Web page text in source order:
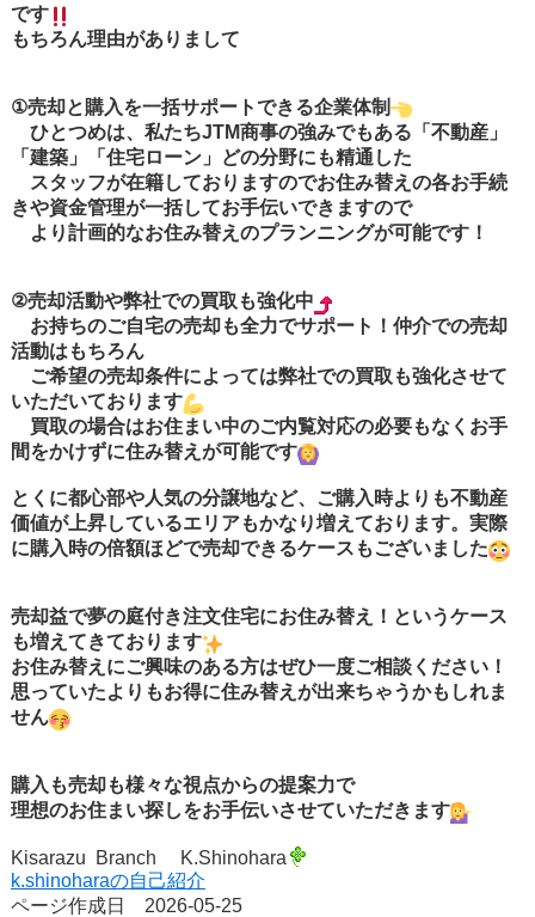
です
もちろん理由がありまして
①売却と購入を一括サポートできる企業体制
ひとつめは、私たちJTM商事の強みでもある「不動産」
「建築」「住宅ローン」どの分野にも精通した
スタッフが在籍しておりますのでお住み替えの各お手続
きや資金管理が一括してお手伝いできますので
より計画的なお住み替えのプランニングが可能です！
②売却活動や弊社での買取も強化中
お持ちのご自宅の売却も全力でサポート！仲介での売却
活動はもちろん
ご希望の売却条件によっては弊社での買取も強化させて
いただいております
買取の場合はお住まい中のご内覧対応の必要もなくお手
間をかけずに住み替えが可能です
とくに都心部や人気の分譲地など、ご購入時よりも不動産
価値が上昇しているエリアもかなり増えております。実際
に購入時の倍額ほどで売却できるケースもございました
売却益で夢の庭付き注文住宅にお住み替え！というケース
も増えてきております
お住み替えにご興味のある方はぜひ一度ご相談ください！
思っていたよりもお得に住み替えが出来ちゃうかもしれま
せん
購入も売却も様々な視点からの提案力で
理想のお住まい探しをお手伝いさせていただきます
Kisarazu Branch K.Shinohara
k.shinoharaの自己紹介
ページ作成日 2026-05-25